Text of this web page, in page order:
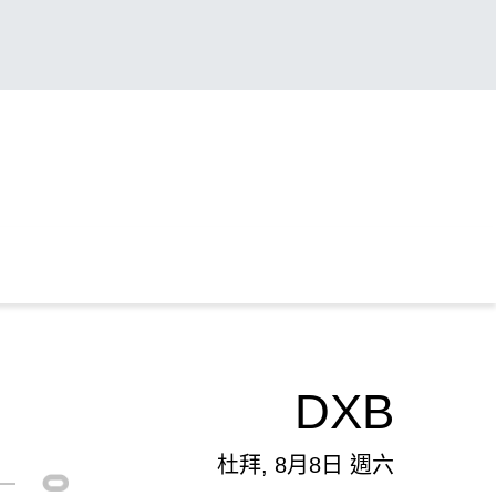
DXB
杜拜, 8月8日 週六